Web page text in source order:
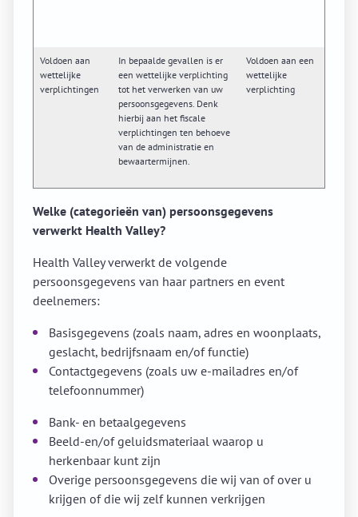
Voldoen aan
wettelijke
verplichtingen
In bepaalde gevallen is er
een wettelijke verplichting
tot het verwerken van uw
persoonsgegevens. Denk
hierbij aan het fiscale
verplichtingen ten behoeve
van de administratie en
bewaartermijnen.
Voldoen aan een
wettelijke
verplichting
Welke (categorieën van) persoonsgegevens
verwerkt Health Valley?
Health Valley verwerkt de volgende
persoonsgegevens van haar partners en event
deelnemers:
Basisgegevens (zoals naam, adres en woonplaats,
geslacht, bedrijfsnaam en/of functie)
Contactgegevens (zoals uw e-mailadres en/of
telefoonnummer)
Bank- en betaalgegevens
Beeld-en/of geluidsmateriaal waarop u
herkenbaar kunt zijn
Overige persoonsgegevens die wij van of over u
krijgen of die wij zelf kunnen verkrijgen